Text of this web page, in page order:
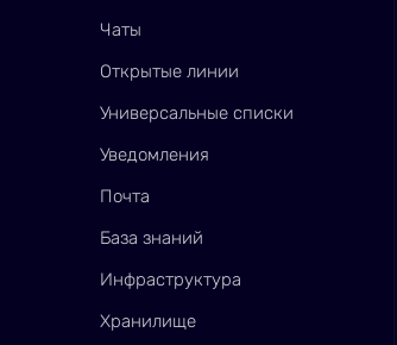
Чаты
Открытые линии
Универсальные списки
Уведомления
Почта
База знаний
Инфраструктура
Хранилище